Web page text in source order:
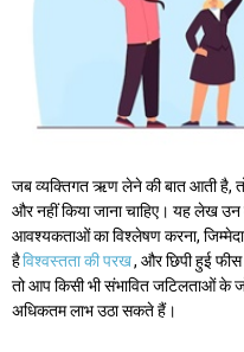
जब व्यक्तिगत ऋण लेने की बात आती है, तो
और नहीं किया जाना चाहिए। यह लेख उन
आवश्यकताओं का विश्लेषण करना,
हैविश्वस्तता की परख, और छिपी हुई
तो आप किसी भी संभावित जटिलताओं के
अधिकतम लाभ उठा सकते हैं।